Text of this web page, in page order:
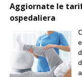
Aggiornate le
ospedaliera